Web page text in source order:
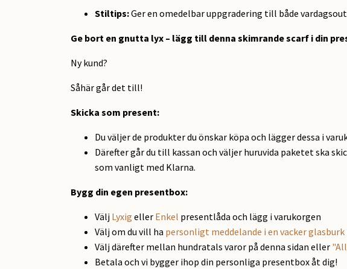
Stiltips:Ger en omedelbar uppgradering till både
Ge bort en gnutta lyx – lägg till denna skimrande scarf i din
Ny kund?
Såhär går det till!
Skicka som present:
Du väljer de produkter du önskar köpa och lägger dessa i
Därefter går du till kassan och väljer huruvida paketet ska
som vanligt med Klarna.
Bygg din egen presentbox:
Välj Lyxig eller Enkel presentlåda och lägg i varukorgen
Välj om du vill ha personligt meddelande i en vacker glasburk
Välj därefter mellan hundratals varor på denna sidan eller
Betala och vi bygger ihop din personliga presentbox åt dig!